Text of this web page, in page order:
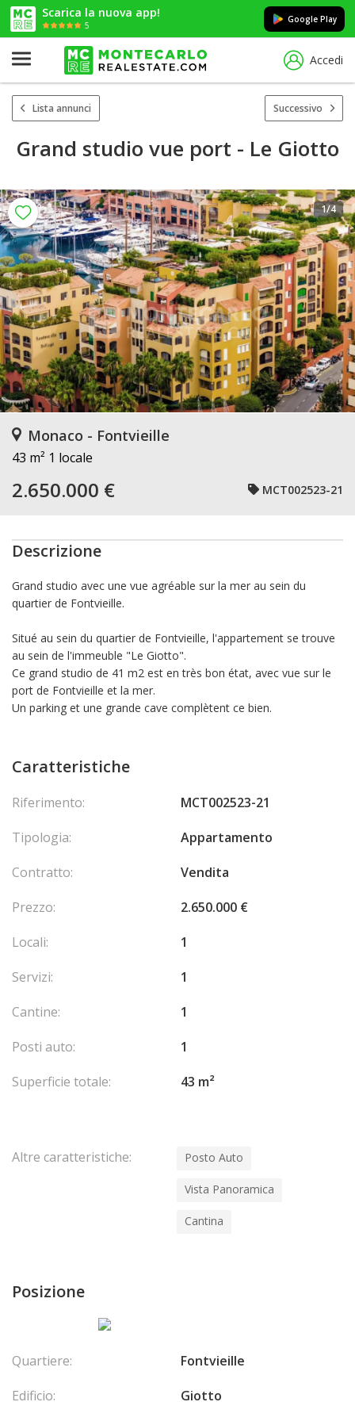
Scarica la nuova app!
5
Google Play
Accedi
Lista annunci Successivo
Grand studio vue port - Le Giotto
1/4
Monaco - Fontvieille
43 m² 1 locale
2.650.000 € MCT002523-21
Descrizione
Grand studio avec une vue agréable sur la mer au sein du
quartier de Fontvieille.
Situé au sein du quartier de Fontvieille, l'appartement se trouve
au sein de l'immeuble "Le Giotto".
Ce grand studio de 41 m2 est en très bon état, avec vue sur le
port de Fontvieille et la mer.
Un parking et une grande cave complètent ce bien.
Caratteristiche
Riferimento:
MCT002523-21
Tipologia:
Appartamento
Contratto:
Vendita
Prezzo:
2.650.000 €
Locali:
1
Servizi:
1
Cantine:
1
Posti auto:
1
Superficie totale:
43 m²
Altre caratteristiche: Posto Auto
Vista Panoramica
Cantina
Posizione
Quartiere:
Fontvieille
Edificio:
Giotto